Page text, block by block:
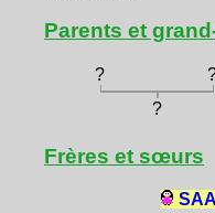
Parents et
?
?
Frères et sœurs